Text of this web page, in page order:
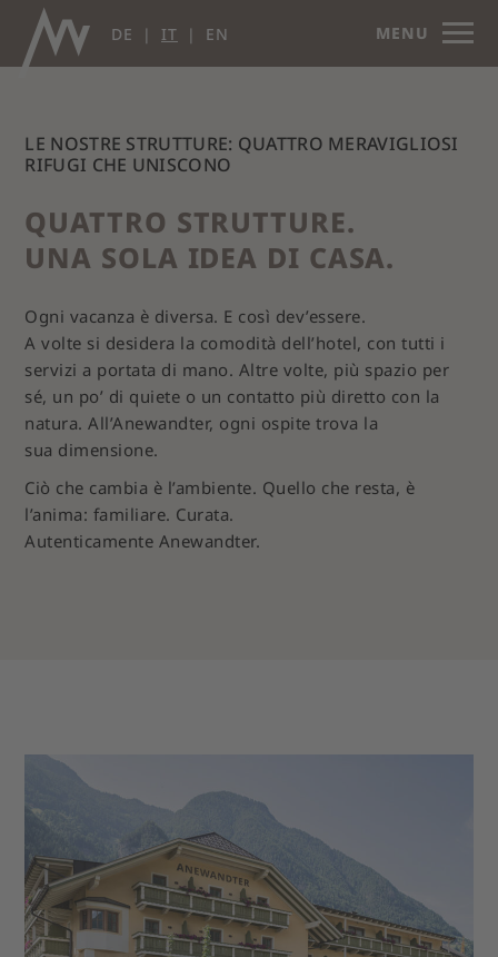
MENU
DE IT EN
LE NOSTRE STRUTTURE: QUATTRO MERAVIGLIOSI
RIFUGI CHE UNISCONO
QUATTRO STRUTTURE.
UNA SOLA IDEA DI CASA.
Ogni vacanza è diversa. E così dev’essere.
A volte si desidera la comodità dell’hotel, con tutti i
servizi a portata di mano. Altre volte, più spazio per
sé, un po’ di quiete o un contatto più diretto con la
natura. All’Anewandter, ogni ospite trova la
sua dimensione.
Ciò che cambia è l’ambiente. Quello che resta, è
l’anima: familiare. Curata.
Autenticamente Anewandter.